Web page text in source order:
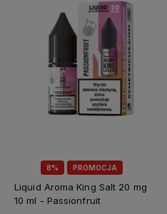
8% PROMOCJA
Liquid Aroma King Salt 20 mg
10 ml - Passionfruit